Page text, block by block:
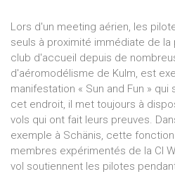
Lors d'un meeting aérien, les
seuls à proximité immédiate de
club d'accueil depuis de
d'aéromodélisme de Kulm, est
manifestation « Sun and Fun »
cet endroit, il met toujours à
vols qui ont fait leurs preuves.
exemple à Schänis, cette
membres expérimentés de la CI
vol soutiennent les pilotes